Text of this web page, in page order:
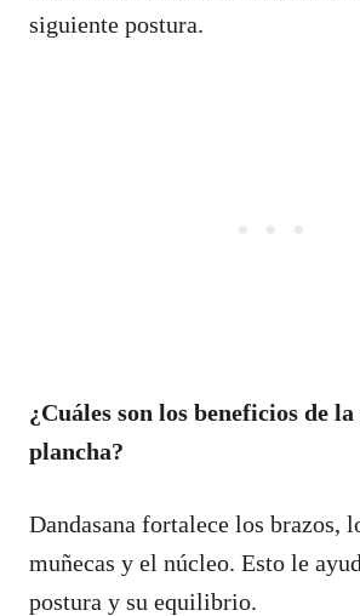
siguiente postura.
¿Cuáles son los beneficios de
plancha?
Dandasana fortalece los brazos,
muñecas y el núcleo. Esto le
postura y su equilibrio.